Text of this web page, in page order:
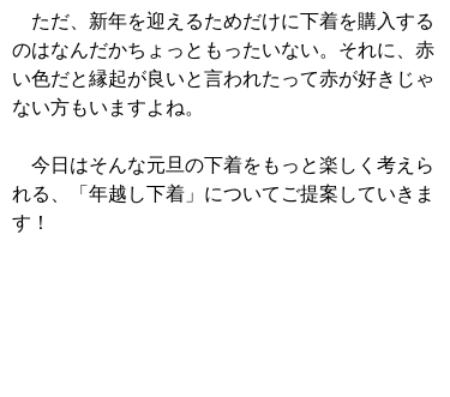
ただ、新年を迎えるためだけに下着を購入する
のはなんだかちょっともったいない。それに、赤
い色だと縁起が良いと言われたって赤が好きじゃ
ない方もいますよね。
今日はそんな元旦の下着をもっと楽しく考えら
れる、「年越し下着」についてご提案していきま
す！